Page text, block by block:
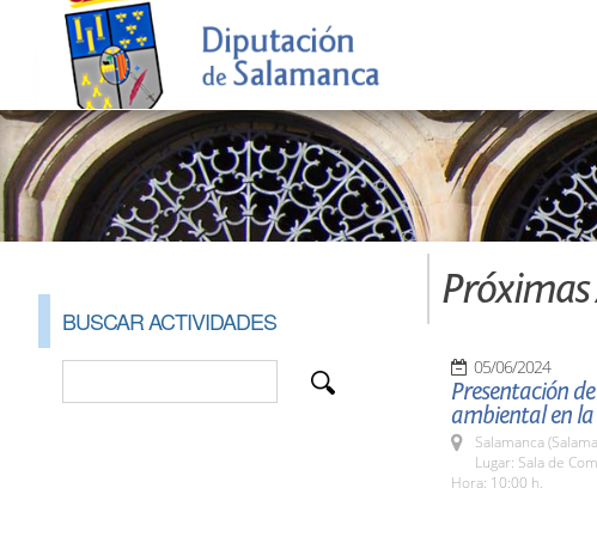
BUSCAR ACTIVIDADES
05/06/2024
Presentación
ambiental en
Salamanca
Lugar: Sala de
Hora: 10:00 h.